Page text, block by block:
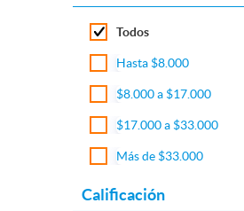
Todos
Hasta $8.000
$8.000 a $17.000
$17.000 a $33.000
Más de $33.000
Calificación